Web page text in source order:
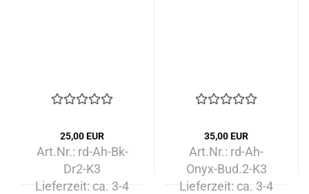
25,00 EUR
Art.Nr.: rd-Ah-Bk-
Dr2-K3
Lieferzeit: ca. 3-4
35,00 EUR
Art.Nr.: rd-Ah-
Onyx-Bud.2-K3
Lieferzeit: ca. 3-4